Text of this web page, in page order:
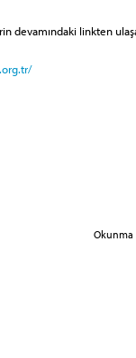
devamındaki linkten
Okunma